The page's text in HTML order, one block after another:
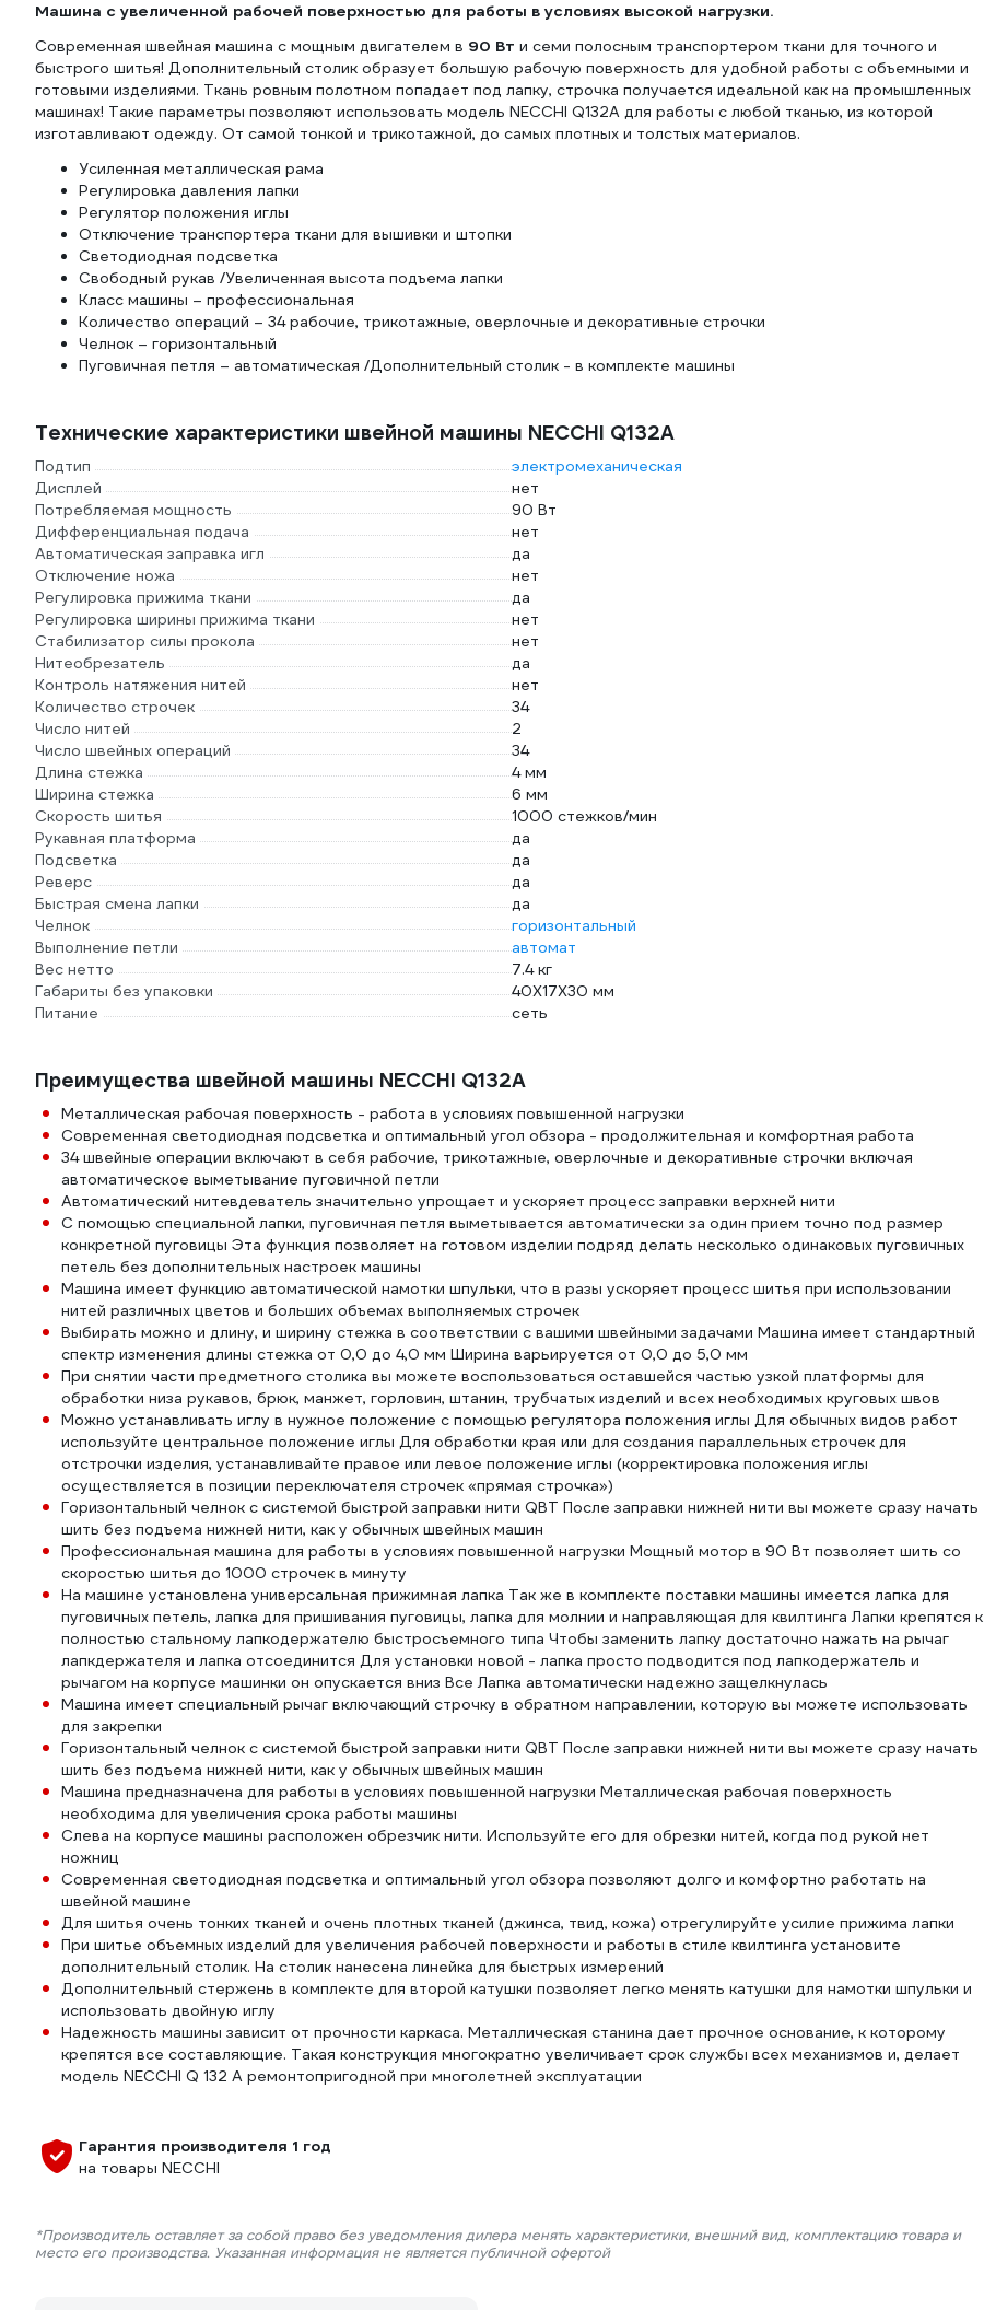
Машина с увеличенной рабочей поверхностью для работы в условиях высокой нагрузки.
Современная швейная машина с мощным двигателем в 90 Вт и семи полосным транспортером ткани для точного и
быстрого шитья! Дополнительный столик образует большую рабочую поверхность для удобной работы с объемными и
готовыми изделиями. Ткань ровным полотном попадает под лапку, строчка получается идеальной как на промышленных
машинах! Такие параметры позволяют использовать модель NECCHI Q132A для работы с любой тканью, из которой
изготавливают одежду. От самой тонкой и трикотажной, до самых плотных и толстых материалов.
Усиленная металлическая рама
Регулировка давления лапки
Регулятор положения иглы
Отключение транспортера ткани для вышивки и штопки
Светодиодная подсветка
Свободный рукав /Увеличенная высота подъема лапки
Класс машины – профессиональная
Количество операций – 34 рабочие, трикотажные, оверлочные и декоративные строчки
Челнок – горизонтальный
Пуговичная петля – автоматическая /Дополнительный столик - в комплекте машины
Технические характеристики швейной машины NECCHI Q132A
Подтип
электромеханическая
Дисплей
нет
Потребляемая мощность
90 Вт
Дифференциальная подача
нет
Автоматическая заправка игл
да
Отключение ножа
нет
Регулировка прижима ткани
да
Регулировка ширины прижима ткани
нет
Стабилизатор силы прокола
нет
Нитеобрезатель
да
Контроль натяжения нитей
нет
Количество строчек
34
Число нитей
2
Число швейных операций
34
Длина стежка
4 мм
Ширина стежка
6 мм
Скорость шитья
1000 стежков/мин
Рукавная платформа
да
Подсветка
да
Реверс
да
Быстрая смена лапки
да
Челнок
горизонтальный
Выполнение петли
автомат
Вес нетто
7.4 кг
Габариты без упаковки
40Х17Х30 мм
Питание
сеть
Преимущества швейной машины NECCHI Q132A
Металлическая рабочая поверхность - работа в условиях повышенной нагрузки
Современная светодиодная подсветка и оптимальный угол обзора - продолжительная и комфортная работа
34 швейные операции включают в себя рабочие, трикотажные, оверлочные и декоративные строчки включая
автоматическое выметывание пуговичной петли
Автоматический нитевдеватель значительно упрощает и ускоряет процесс заправки верхней нити
С помощью специальной лапки, пуговичная петля выметывается автоматически за один прием точно под размер
конкретной пуговицы Эта функция позволяет на готовом изделии подряд делать несколько одинаковых пуговичных
петель без дополнительных настроек машины
Машина имеет функцию автоматической намотки шпульки, что в разы ускоряет процесс шитья при использовании
нитей различных цветов и больших объемах выполняемых строчек
Выбирать можно и длину, и ширину стежка в соответствии с вашими швейными задачами Машина имеет стандартный
спектр изменения длины стежка от 0,0 до 4,0 мм Ширина варьируется от 0,0 до 5,0 мм
При снятии части предметного столика вы можете воспользоваться оставшейся частью узкой платформы для
обработки низа рукавов, брюк, манжет, горловин, штанин, трубчатых изделий и всех необходимых круговых швов
Можно устанавливать иглу в нужное положение с помощью регулятора положения иглы Для обычных видов работ
используйте центральное положение иглы Для обработки края или для создания параллельных строчек для
отстрочки изделия, устанавливайте правое или левое положение иглы (корректировка положения иглы
осуществляется в позиции переключателя строчек «прямая строчка»)
Горизонтальный челнок с системой быстрой заправки нити QBT После заправки нижней нити вы можете сразу начать
шить без подъема нижней нити, как у обычных швейных машин
Профессиональная машина для работы в условиях повышенной нагрузки Мощный мотор в 90 Вт позволяет шить со
скоростью шитья до 1000 строчек в минуту
На машине установлена универсальная прижимная лапка Так же в комплекте поставки машины имеется лапка для
пуговичных петель, лапка для пришивания пуговицы, лапка для молнии и направляющая для квилтинга Лапки крепятся к
полностью стальному лапкодержателю быстросъемного типа Чтобы заменить лапку достаточно нажать на рычаг
лапкдержателя и лапка отсоединится Для установки новой - лапка просто подводится под лапкодержатель и
рычагом на корпусе машинки он опускается вниз Все Лапка автоматически надежно защелкнулась
Машина имеет специальный рычаг включающий строчку в обратном направлении, которую вы можете использовать
для закрепки
Горизонтальный челнок с системой быстрой заправки нити QBT После заправки нижней нити вы можете сразу начать
шить без подъема нижней нити, как у обычных швейных машин
Машина предназначена для работы в условиях повышенной нагрузки Металлическая рабочая поверхность
необходима для увеличения срока работы машины
Слева на корпусе машины расположен обрезчик нити. Используйте его для обрезки нитей, когда под рукой нет
ножниц
Современная светодиодная подсветка и оптимальный угол обзора позволяют долго и комфортно работать на
швейной машине
Для шитья очень тонких тканей и очень плотных тканей (джинса, твид, кожа) отрегулируйте усилие прижима лапки
При шитье объемных изделий для увеличения рабочей поверхности и работы в стиле квилтинга установите
дополнительный столик. На столик нанесена линейка для быстрых измерений
Дополнительный стержень в комплекте для второй катушки позволяет легко менять катушки для намотки шпульки и
использовать двойную иглу
Надежность машины зависит от прочности каркаса. Металлическая станина дает прочное основание, к которому
крепятся все составляющие. Такая конструкция многократно увеличивает срок службы всех механизмов и, делает
модель NECCHI Q 132 A ремонтопригодной при многолетней эксплуатации
Гарантия производителя 1 год
на товары NECCHI
*Производитель оставляет за собой право без уведомления дилера менять характеристики, внешний вид, комплектацию товара и
место его производства. Указанная информация не является публичной офертой